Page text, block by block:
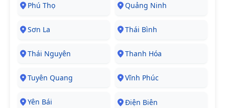
Phú Thọ Quảng Ninh
Sơn La Thái Bình
Thái Nguyên Thanh Hóa
Tuyên Quang Vĩnh Phúc
Yên Bái Điện Biên